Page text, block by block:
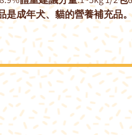
是成年犬、貓的營養補充品